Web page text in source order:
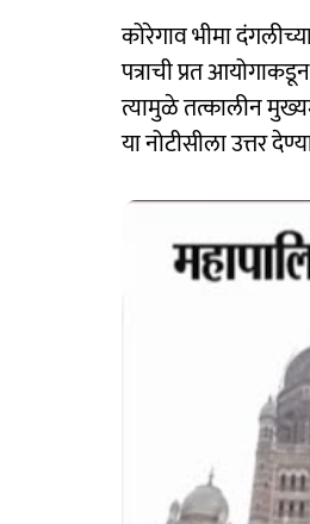
कोरेगाव भीमा
पत्राची प्रत
त्यामुळे तत्कालीन
या नोटीसीला उत्तर